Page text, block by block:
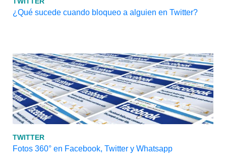
¿Qué sucede cuando bloqueo a alguien en Twitter?
TWITTER
Fotos 360° en Facebook, Twitter y Whatsapp